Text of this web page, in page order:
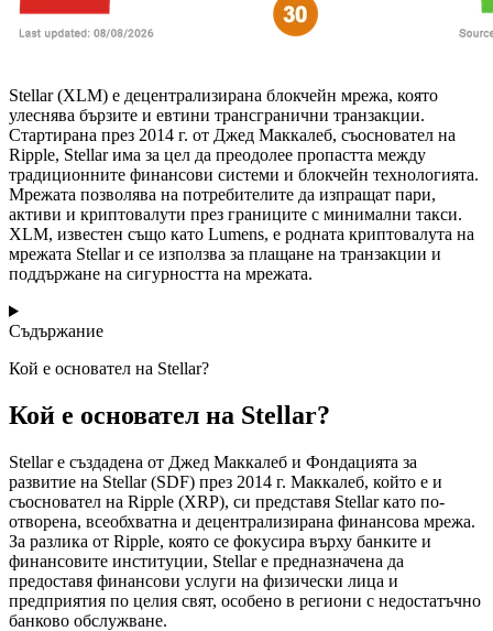
Stellar (XLM) е децентрализирана блокчейн мрежа, която
улеснява бързите и евтини трансгранични транзакции.
Стартирана през 2014 г. от Джед Маккалеб, съосновател на
Ripple, Stellar има за цел да преодолее пропастта между
традиционните финансови системи и блокчейн технологията.
Мрежата позволява на потребителите да изпращат пари,
активи и криптовалути през границите с минимални такси.
XLM, известен също като Lumens, е родната криптовалута на
мрежата Stellar и се използва за плащане на транзакции и
поддържане на сигурността на мрежата.
Съдържание
Кой е основател на Stellar?
Кой е основател на Stellar?
Stellar е създадена от Джед Маккалеб и Фондацията за
развитие на Stellar (SDF) през 2014 г. Маккалеб, който е и
съосновател на Ripple (XRP), си представя Stellar като по-
отворена, всеобхватна и децентрализирана финансова мрежа.
За разлика от Ripple, която се фокусира върху банките и
финансовите институции, Stellar е предназначена да
предоставя финансови услуги на физически лица и
предприятия по целия свят, особено в региони с недостатъчно
банково обслужване.